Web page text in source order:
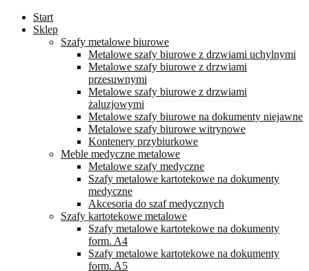
Start
Sklep
Szafy metalowe biurowe
Metalowe szafy biurowe z drzwiami uchylnymi
Metalowe szafy biurowe z drzwiami
przesuwnymi
Metalowe szafy biurowe z drzwiami
żaluzjowymi
Metalowe szafy biurowe na dokumenty niejawne
Metalowe szafy biurowe witrynowe
Kontenery przybiurkowe
Meble medyczne metalowe
Metalowe szafy medyczne
Szafy metalowe kartotekowe na dokumenty
medyczne
Akcesoria do szaf medycznych
Szafy kartotekowe metalowe
Szafy metalowe kartotekowe na dokumenty
form. A4
Szafy metalowe kartotekowe na dokumenty
form. A5